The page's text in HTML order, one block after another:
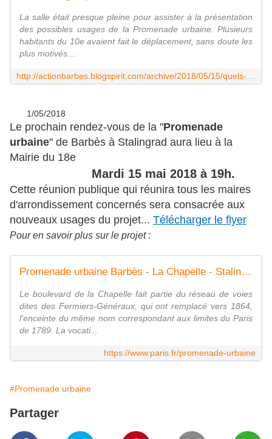
La salle était presque pleine pour assister à la présentation
des possibles usages de la Promenade urbaine. Plusieurs
habitants du 10e avaient fait le déplacement, sans doute les
plus motivés....
1/05/2018
Le prochain rendez-vous de la "Promenade
urbaine" de Barbès à Stalingrad aura lieu à la
Mairie du 18e
Mardi 15 mai 2018 à 19h.
Cette réunion publique qui réunira tous les maires
d'arrondissement concernés sera consacrée aux
nouveaux usages du projet... Télécharger le flyer
Pour en savoir plus sur le projet :
Promenade urbaine Barbès - La Chapelle - Stalingrad
Le boulevard de la Chapelle fait partie du réseau de voies
dites des Fermiers-Généraux, qui ont remplacé vers 1864,
l'enceinte du même nom correspondant aux limites du Paris
de 1789. La vocati...
https://www.paris.fr/promenade-urbaine
#Promenade urbaine
Partager